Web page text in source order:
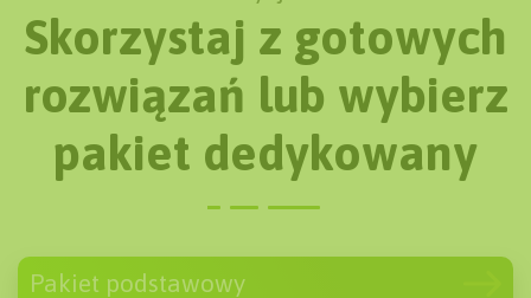
Skorzystaj z gotowych
rozwiązań lub wybierz
pakiet dedykowany
Pakiet podstawowy